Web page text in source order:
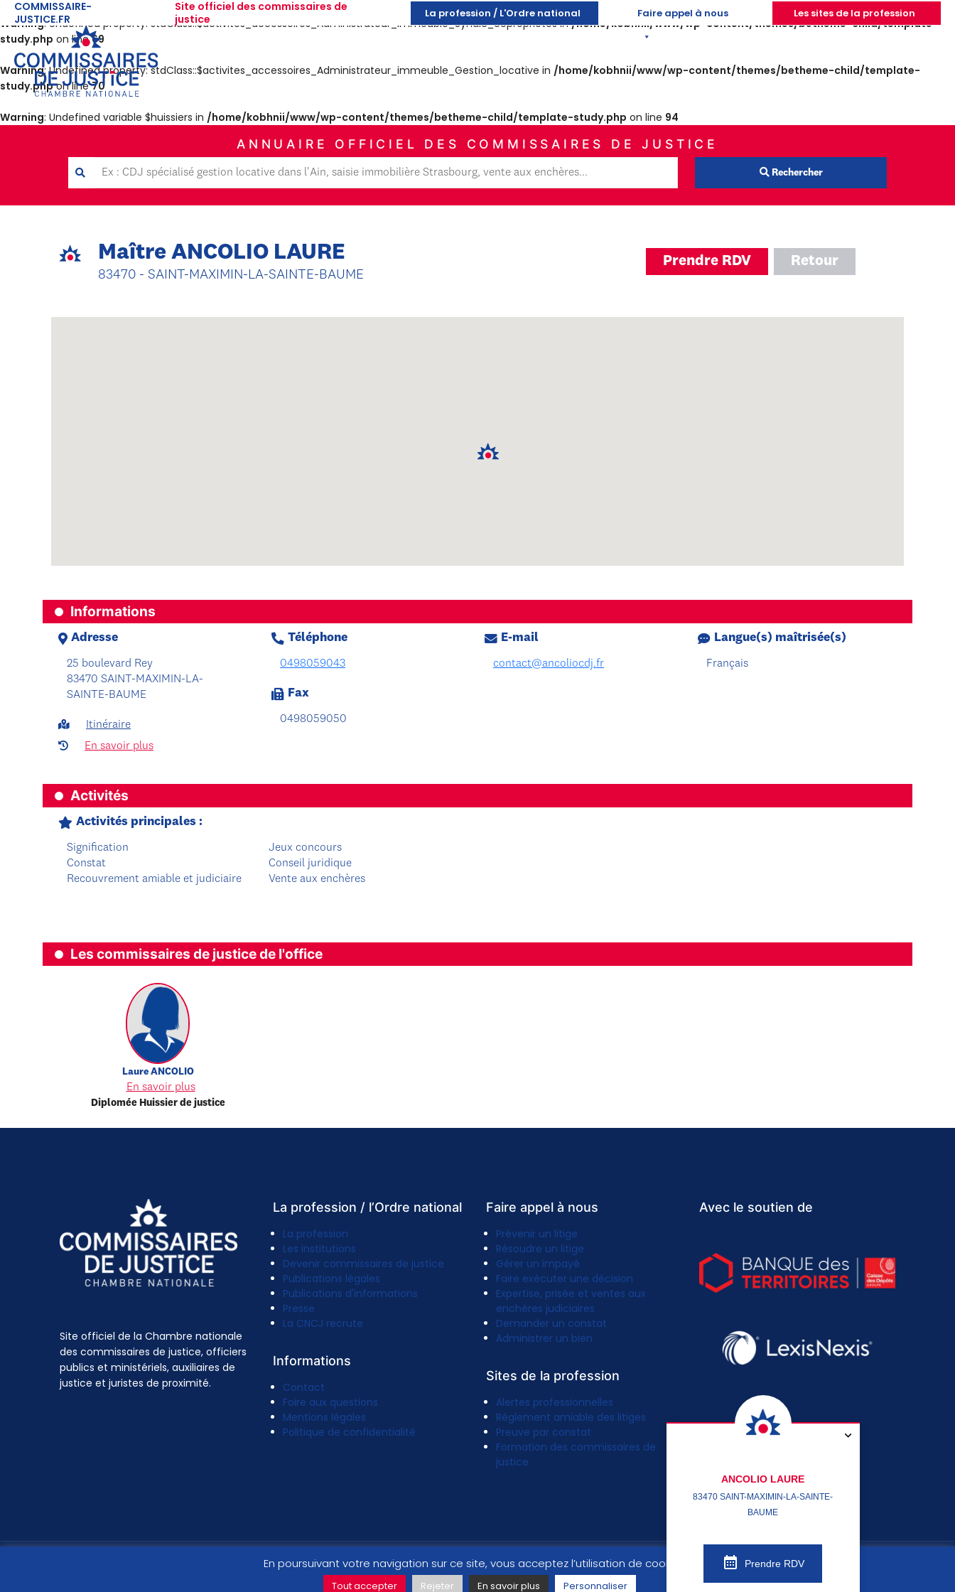
COMMISSAIRE-
JUSTICE.FR
Site officiel des commissaires de
justice
La profession / L'Ordre national Faire appel à nous Les sites de la profession
Warning: Undefined property: stdClass::$activites_accessoires_Administrateur_immeuble_Syndic_copropriétes in/home/kobhnii/www/wp-content/themes/betheme-child/template-
study.php on line69
Warning: Undefined property: stdClass::$activites_accessoires_Administrateur_immeuble_Gestion_locative in /home/kobhnii/www/wp-content/themes/betheme-child/template-
study.phpon line70
Warning: Undefined variable $huissiers in /home/kobhnii/www/wp-content/themes/betheme-child/template-study.php on line 94
ANNUAIRE OFFICIEL DES COMMISSAIRES DE JUSTICE
Rechercher
Maître ANCOLIO LAURE
83470 - SAINT-MAXIMIN-LA-SAINTE-BAUME
Prendre RDV Retour
Informations
Adresse
25 boulevard Rey
83470 SAINT-MAXIMIN-LA-
SAINTE-BAUME
Itinéraire
En savoir plus
Téléphone
0498059043
Fax
0498059050
E-mail
contact@ancoliocdj.fr
Langue(s) maîtrisée(s)
Français
Activités
Activités principales :
Signification
Constat
Recouvrement amiable et judiciaire
Jeux concours
Conseil juridique
Vente aux enchères
Les commissaires de justice de l'office
Laure ANCOLIO
En savoir plus
Diplomée Huissier de justice
Site officiel de la Chambre nationale
des commissaires de justice, officiers
publics et ministériels, auxiliaires de
justice et juristes de proximité.
La profession / l’Ordre national
La profession
Les institutions
Devenir commissaires de justice
Publications légales
Publications d'informations
Presse
La CNCJ recrute
Informations
Contact
Foire aux questions
Mentions légales
Politique de confidentialité
Faire appel à nous
Prévenir un litige
Résoudre un litige
Gérer un impayé
Faire exécuter une décision
Expertise, prisée et ventes aux
enchères judiciaires
Demander un constat
Administrer un bien
Sites de la profession
Alertes professionnelles
Réglement amiable des litiges
Preuve par constat
Formation des commissaires de
justice
Avec le soutien de
© 2026 - Site officiel des commissaires de justice.En poursuivant votre navigation sur ce site, vous acceptez l’utilisation de cookies
Tout accepter Rejeter En savoir plus Personnaliser
ANCOLIO LAURE
83470 SAINT-MAXIMIN-LA-SAINTE-
BAUME
Prendre RDV